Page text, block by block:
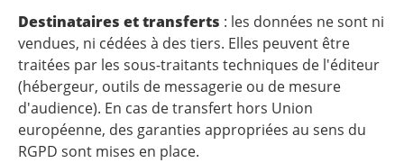
Destinataires et transferts : les données ne sont ni
vendues, ni cédées à des tiers. Elles peuvent être
traitées par les sous-traitants techniques de l'éditeur
(hébergeur, outils de messagerie ou de mesure
d'audience). En cas de transfert hors Union
européenne, des garanties appropriées au sens du
RGPD sont mises en place.